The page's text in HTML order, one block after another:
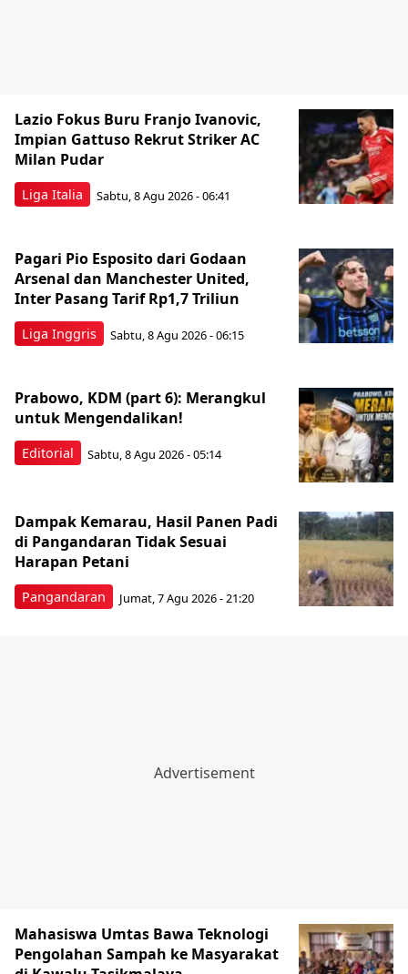
Liga Italia
Lazio Fokus Buru Franjo Ivanovic,
Impian Gattuso Rekrut Striker AC
Milan Pudar
Sabtu, 8 Agu 2026 - 06:41
Liga Inggris
Pagari Pio Esposito dari Godaan
Arsenal dan Manchester United,
Inter Pasang Tarif Rp1,7 Triliun
Sabtu, 8 Agu 2026 - 06:15
Editorial
Prabowo, KDM (part 6): Merangkul
untuk Mengendalikan!
Sabtu, 8 Agu 2026 - 05:14
Pangandaran
Dampak Kemarau, Hasil Panen Padi
di Pangandaran Tidak Sesuai
Harapan Petani
Jumat, 7 Agu 2026 - 21:20
Mahasiswa Umtas Bawa Teknologi
Pengolahan Sampah ke Masyarakat